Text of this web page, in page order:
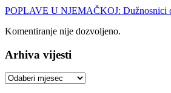
POPLAVE U NJEMAČKOJ: Dužnosnici
Komentiranje nije dozvoljeno.
Arhiva vijesti
Arhiva